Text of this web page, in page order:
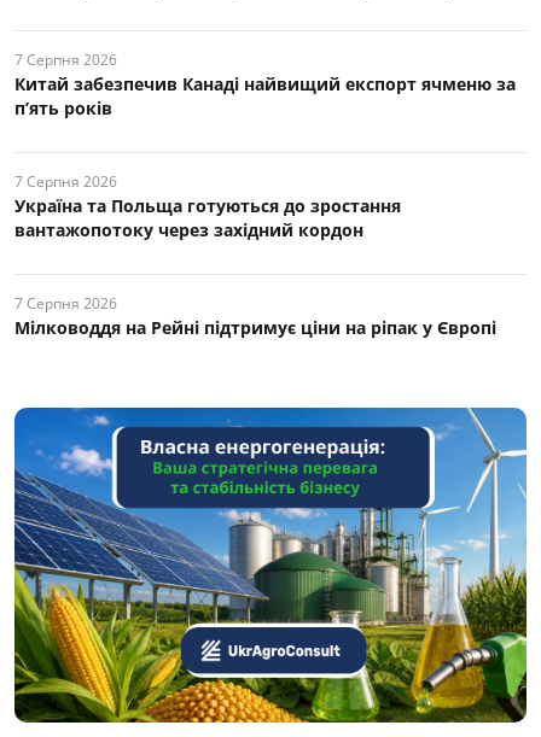
7 Серпня 2026
Китай забезпечив Канаді найвищий експорт ячменю за
п’ять років
7 Серпня 2026
Україна та Польща готуються до зростання
вантажопотоку через західний кордон
7 Серпня 2026
Мілководдя на Рейні підтримує ціни на ріпак у Європі